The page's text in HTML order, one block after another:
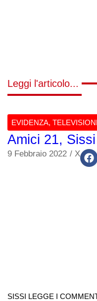
Leggi l'articolo...
EVIDENZA,
Amici 21,
9 Febbraio 2022 / X
SISSI LEGGE I